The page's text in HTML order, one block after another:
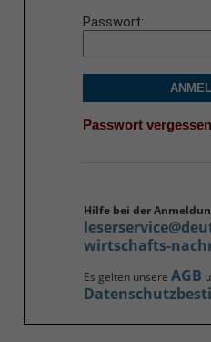
Passwort
Passwort
Hilfe bei der
wirtschafts-
Es gelten unsere AGB